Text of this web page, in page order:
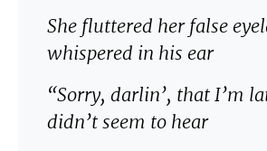
She fluttered her false
whispered in his ear
“Sorry, darlin’, that I’m
didn’t seem to hear